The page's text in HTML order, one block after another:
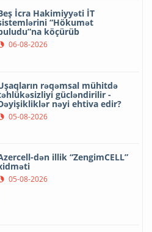
İcra Hakimiyyəti İT
“Hökumət
köçürüb
06-08-2026
rəqəmsal mühitdə
gücləndirilir -
nəyi ehtiva edir?
05-08-2026
dən illik “ZengimCELL”
05-08-2026